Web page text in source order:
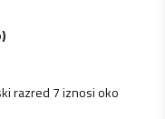
razred 7 iznosi oko